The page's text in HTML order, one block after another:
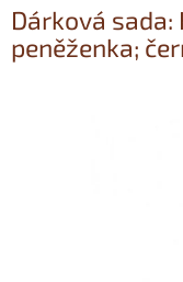
Dárková
peněženka;